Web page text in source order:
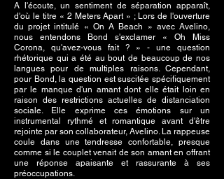
A l'écoute, un sentiment de séparation apparaît,
d'où le titre « 2 Meters Apart » ; Lors de l'ouverture
du projet intitulé « On A Beach » avec Avelino,
nous entendons Bond s'exclamer « Oh Miss
Corona, qu'avez-vous fait ? » - une question
rhétorique qui a été au bout de beaucoup de nos
langues pour de multiples raisons. Cependant,
pour Bond, la question est suscitée spécifiquement
par le manque d'un amant dont elle était loin en
raison des restrictions actuelles de distanciation
sociale. Elle exprime ces émotions sur un
instrumental rythmé et romantique avant d'être
rejointe par son collaborateur, Avelino. La rappeuse
coule dans une tendresse confortable, presque
comme si le couplet venait de son amant en offrant
une réponse apaisante et rassurante à ses
préoccupations.